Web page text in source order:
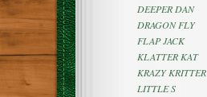
DEEPER DAN
DRAGON FLY
FLAP JACK
KLATTER KAT
KRAZY KRITTER
LITTLE S